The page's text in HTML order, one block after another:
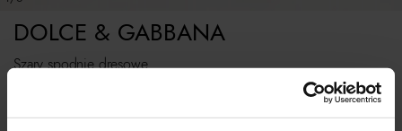
Szary spodnie dresowe
DOLCE & GABBANA
Rozmiarówka standardowa